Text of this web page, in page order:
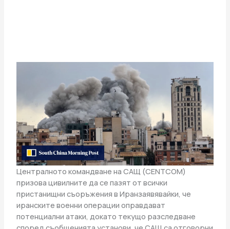
Централното командване на САЩ (CENTCOM)
призова цивилните да се пазят от всички
пристанищни съоръжения в Иранзаявявайки, че
иранските военни операции оправдават
потенциални атаки, докато текущо разследване